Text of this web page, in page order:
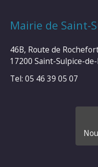
Mairie de Saint-
46B, Route de
17200 Saint-Sulpice-
Tel: 05 46 39 05 07